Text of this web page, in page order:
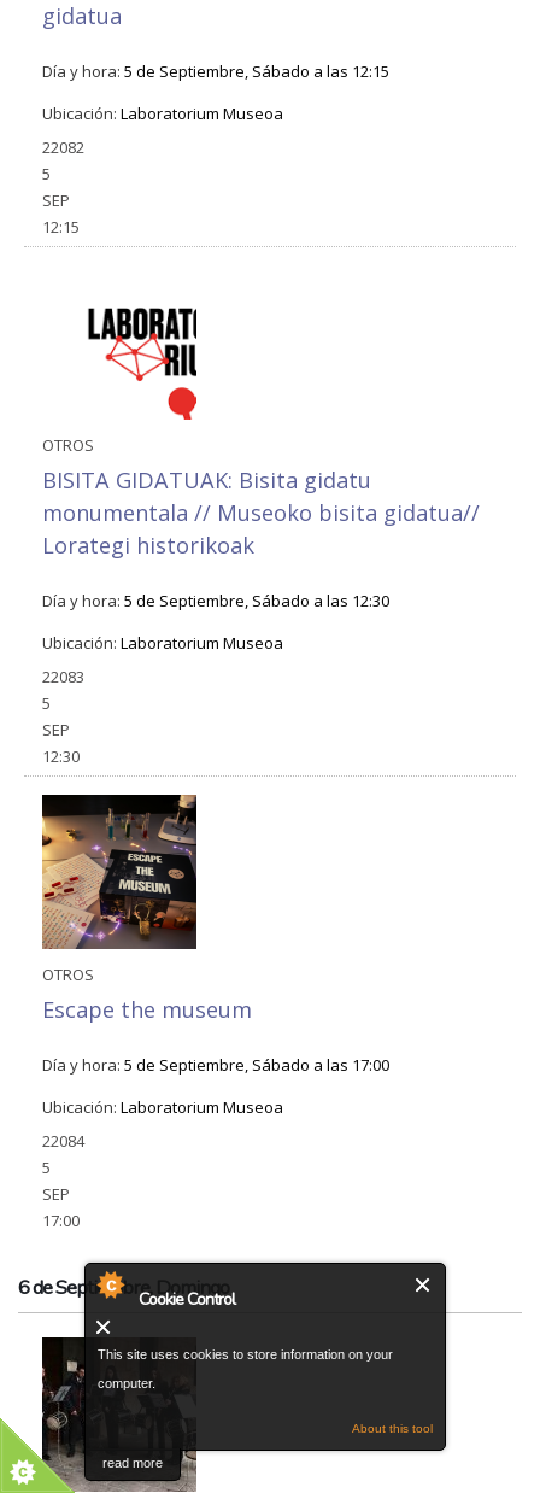
Cookie Control
This site uses cookies to store information on your
computer.
About this tool
read more
gidatua
Día y hora: 5 de Septiembre, Sábado a las 12:15
Ubicación: Laboratorium Museoa
22082
5
SEP
12:15
OTROS
BISITA GIDATUAK: Bisita gidatu
monumentala // Museoko bisita gidatua//
Lorategi historikoak
Día y hora: 5 de Septiembre, Sábado a las 12:30
Ubicación: Laboratorium Museoa
22083
5
SEP
12:30
OTROS
Escape the museum
Día y hora: 5 de Septiembre, Sábado a las 17:00
Ubicación: Laboratorium Museoa
22084
5
SEP
17:00
6 de Septiembre, Domingo